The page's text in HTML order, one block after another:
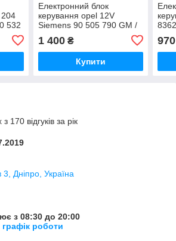
532
Електронний блок
керування opel 12V
Siemens 90 505 790 GM /
1 400₴
Купити
970
170 відгуків за рік
3, Дніпро, Україна
з 08:30 до 20:00
роботи